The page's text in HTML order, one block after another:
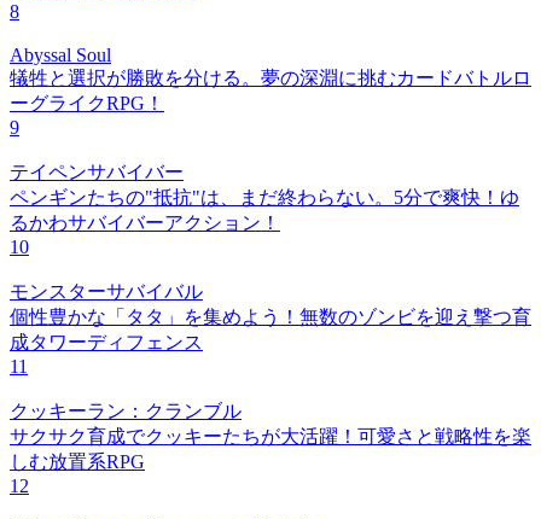
8
Abyssal Soul
犠牲と選択が勝敗を分ける。夢の深淵に挑むカードバトルロ
ーグライクRPG！
9
テイペンサバイバー
ペンギンたちの"抵抗"は、まだ終わらない。5分で爽快！ゆ
るかわサバイバーアクション！
10
モンスターサバイバル
個性豊かな「タタ」を集めよう！無数のゾンビを迎え撃つ育
成タワーディフェンス
11
クッキーラン：クランブル
サクサク育成でクッキーたちが大活躍！可愛さと戦略性を楽
しむ放置系RPG
12